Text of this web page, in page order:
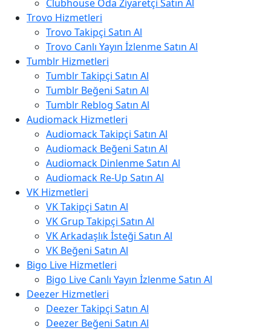
Clubhouse Oda Ziyaretçi Satın Al
Trovo Hizmetleri
Trovo Takipçi Satın Al
Trovo Canlı Yayın İzlenme Satın Al
Tumblr Hizmetleri
Tumblr Takipçi Satın Al
Tumblr Beğeni Satın Al
Tumblr Reblog Satın Al
Audiomack Hizmetleri
Audiomack Takipçi Satın Al
Audiomack Beğeni Satın Al
Audiomack Dinlenme Satın Al
Audiomack Re-Up Satın Al
VK Hizmetleri
VK Takipçi Satın Al
VK Grup Takipçi Satın Al
VK Arkadaşlık İsteği Satın Al
VK Beğeni Satın Al
Bigo Live Hizmetleri
Bigo Live Canlı Yayın İzlenme Satın Al
Deezer Hizmetleri
Deezer Takipçi Satın Al
Deezer Beğeni Satın Al